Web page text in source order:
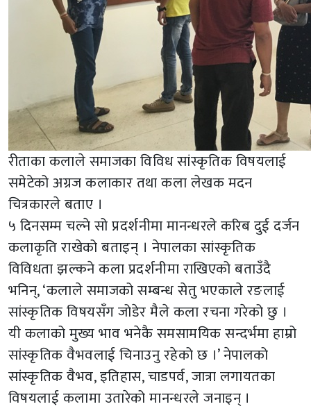
रीताका कलाले समाजका विविध सांस्कृतिक विषयलाई
समेटेको अग्रज कलाकार तथा कला लेखक मदन
चित्रकारले बताए ।
५ दिनसम्म चल्ने सो प्रदर्शनीमा मानन्धरले करिब दुई दर्जन
कलाकृति राखेको बताइन् । नेपालका सांस्कृतिक
विविधता झल्कने कला प्रदर्शनीमा राखिएको बताउँदै
भनिन्, ‘कलाले समाजको सम्बन्ध सेतु भएकाले रङलाई
सांस्कृतिक विषयसँग जोडेर मैले कला रचना गरेको छु ।
यी कलाको मुख्य भाव भनेकै समसामयिक सन्दर्भमा हाम्रो
सांस्कृतिक वैभवलाई चिनाउनु रहेको छ ।’ नेपालको
सांस्कृतिक वैभव, इतिहास, चाडपर्व, जात्रा लगायतका
विषयलाई कलामा उतारेको मानन्धरले जनाइन् ।